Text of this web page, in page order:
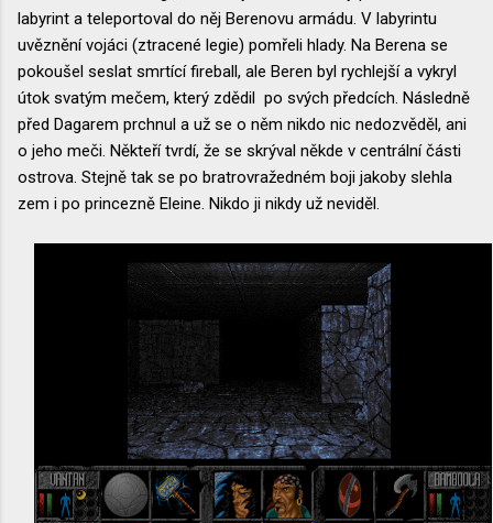
labyrint a teleportoval do něj Berenovu armádu. V labyrintu
uvěznění vojáci (ztracené legie) pomřeli hlady. Na Berena se
pokoušel seslat smrtící fireball, ale Beren byl rychlejší a vykryl
útok svatým mečem, který zdědil po svých předcích. Následně
před Dagarem prchnul a už se o něm nikdo nic nedozvěděl, ani
o jeho meči. Někteří tvrdí, že se skrýval někde v centrální části
ostrova. Stejně tak se po bratrovražedném boji jakoby slehla
zem i po princezně Eleine. Nikdo ji nikdy už neviděl.